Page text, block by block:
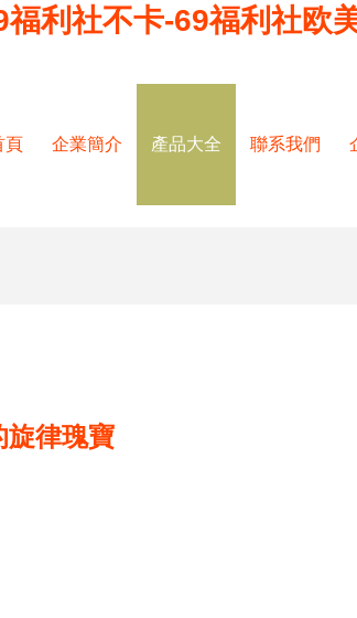
利社不卡-69福利社欧
頁 企業簡介 產品大全 聯系我們
旋律瑰寶